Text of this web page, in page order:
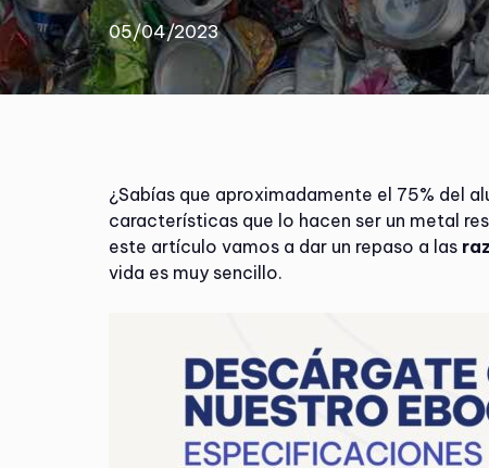
05/04/2023
¿Sabías que aproximadamente el 75% del
características que lo hacen ser un metal
este artículo vamos a dar un repaso a las
vida es muy sencillo.